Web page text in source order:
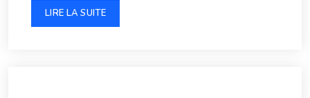
LIRE LA SUITE